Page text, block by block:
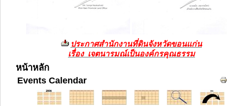
ประกาศสำนักงานที่ดินจังหวัดขอนแก่น
เรื่อง เจตนารมณ์เป็นองค์กรคุณธรรม
หน้าหลัก
Events Calendar